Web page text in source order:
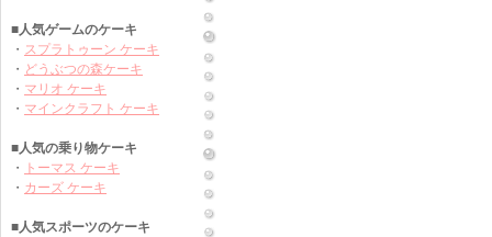
■人気ゲームのケーキ
・ スプラトゥーン ケーキ
・ どうぶつの森ケーキ
・ マリオ ケーキ
・ マインクラフト ケーキ
■人気の乗り物ケーキ
・
トーマス ケーキ
・ カーズ ケーキ
■人気スポーツのケーキ